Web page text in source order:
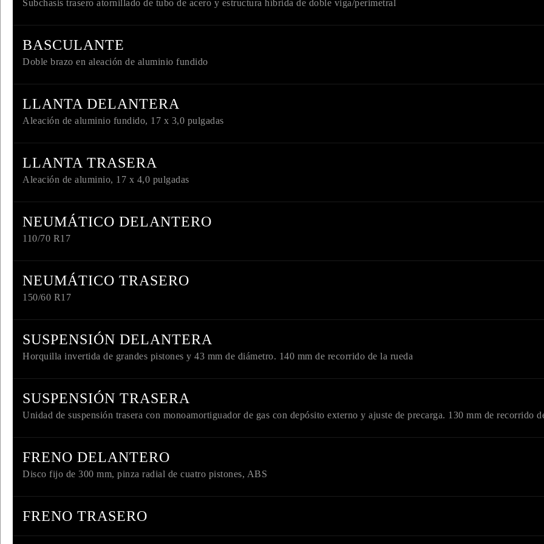
Subchasis trasero atornillado de tubo de acero y estructura híbrida de doble viga/perimetral
BASCULANTE
Doble brazo en aleación de aluminio fundido
LLANTA DELANTERA
Aleación de aluminio fundido, 17 x 3,0 pulgadas
LLANTA TRASERA
Aleación de aluminio, 17 x 4,0 pulgadas
NEUMÁTICO DELANTERO
110/70 R17
NEUMÁTICO TRASERO
150/60 R17
SUSPENSIÓN DELANTERA
Horquilla invertida de grandes pistones y 43 mm de diámetro. 140 mm de recorrido de la rueda
SUSPENSIÓN TRASERA
Unidad de suspensión trasera con monoamortiguador de gas con depósito externo y ajuste de precarga. 130 mm de recorrido
FRENO DELANTERO
Disco fijo de 300 mm, pinza radial de cuatro pistones, ABS
FRENO TRASERO